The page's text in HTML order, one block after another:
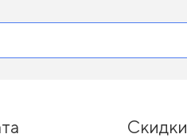
Скидки